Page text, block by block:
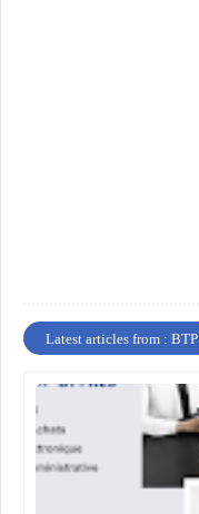
Latest articles from : BTP